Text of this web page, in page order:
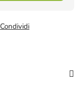
Condividi